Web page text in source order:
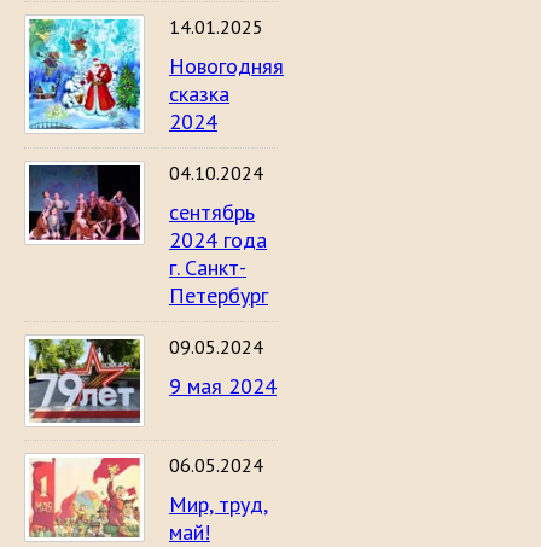
14.01.2025
Новогодняя
сказка
2024
04.10.2024
сентябрь
2024 года
г. Санкт-
Петербург
09.05.2024
9 мая 2024
06.05.2024
Мир, труд,
май!